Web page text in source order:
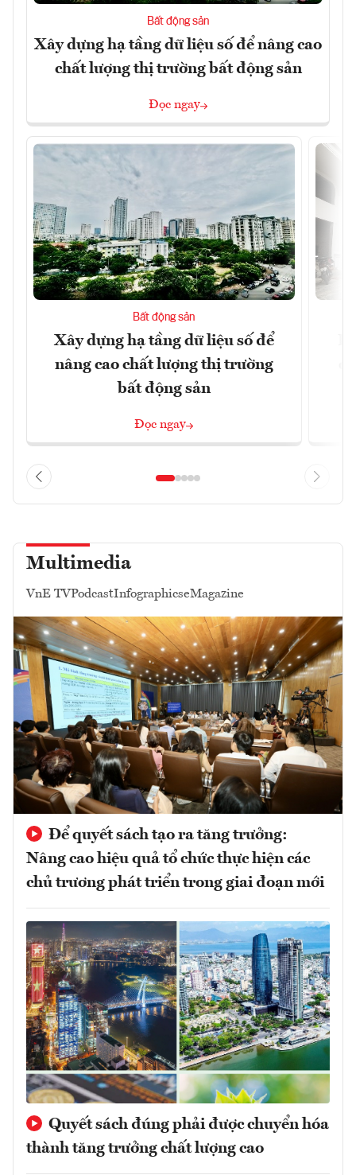
Bất động sản
Xây dựng hạ tầng dữ liệu số để nâng cao
chất lượng thị trường bất động sản
Đọc ngay
Bất động sản
Xây dựng hạ tầng dữ liệu số để
nâng cao chất lượng thị trường
bất động sản
Đọc ngay
Multimedia
VnE TVPodcastInfographicseMagazine
Để quyết sách tạo ra tăng trưởng:
Nâng cao hiệu quả tổ chức thực hiện các
chủ trương phát triển trong giai đoạn mới
Quyết sách đúng phải được chuyển hóa
thành tăng trưởng chất lượng cao